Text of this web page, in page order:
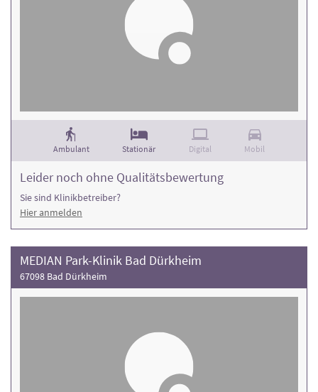
Ambulant Stationär Digital Mobil
Leider noch ohne Qualitätsbewertung
Sie sind Klinikbetreiber?
Hier anmelden
MEDIAN Park-Klinik Bad Dürkheim
67098 Bad Dürkheim